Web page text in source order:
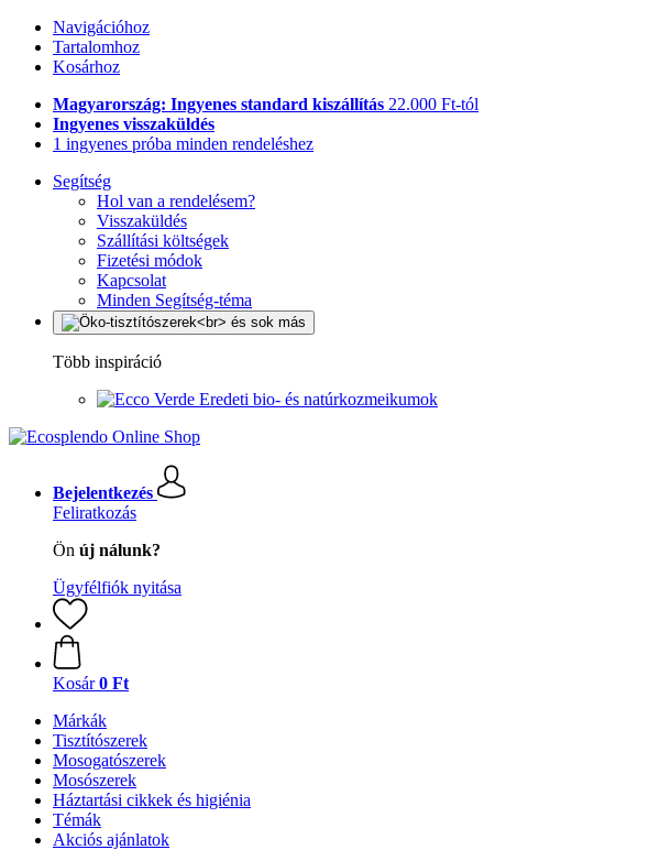
Navigációhoz
Tartalomhoz
Kosárhoz
Magyarország: Ingyenes standard kiszállítás 22.000 Ft-tól
Ingyenes visszaküldés
1 ingyenes próba minden rendeléshez
Segítség
Hol van a rendelésem?
Visszaküldés
Szállítási költségek
Fizetési módok
Kapcsolat
Minden Segítség-téma
Több inspiráció
Eredeti bio- és natúrkozmeikumok
Bejelentkezés
Feliratkozás
Ön új nálunk?
Ügyfélfiók nyitása
Kosár 0 Ft
Márkák
Tisztítószerek
Mosogatószerek
Mosószerek
Háztartási cikkek és higiénia
Témák
Akciós ajánlatok